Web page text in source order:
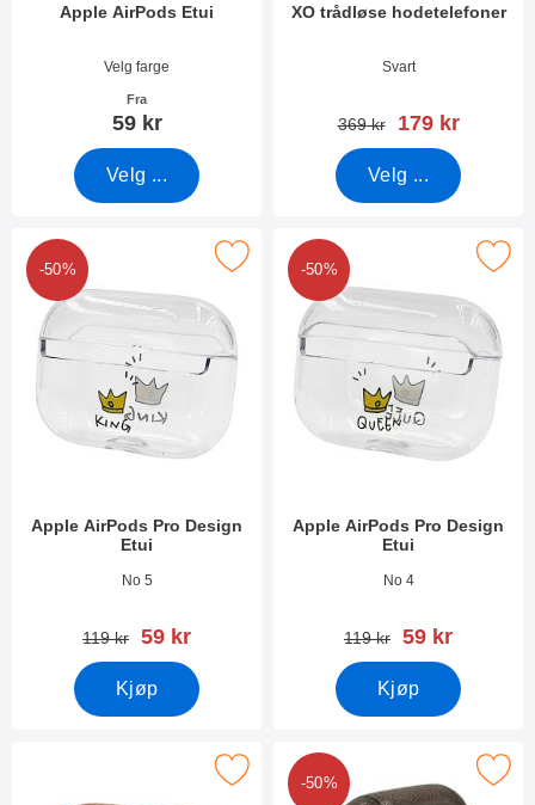
Apple AirPods Etui
Varenummer 34078
Velg farge
Fra
59 kr
Velg ...
XO trådløse hodetelefoner
Varenummer 50497
Svart
gammel pris
369 kr ny pris
179 kr
Velg ...
-50%
Apple AirPods Pro Design
Etui
Varenummer 39092
No 5
gammel pris
119 kr ny pris
59 kr
Kjøp
Merk apple AirPods Pro Design Etui som favoritt
-50%
Apple AirPods Pro Design
Etui
Varenummer 39091
No 4
gammel pris
119 kr ny pris
59 kr
Kjøp
Merk apple AirPods Pro
apple AirPods Pro Crazy Horse Case som favoritt
-50%
Merk apple AirPods Crazy